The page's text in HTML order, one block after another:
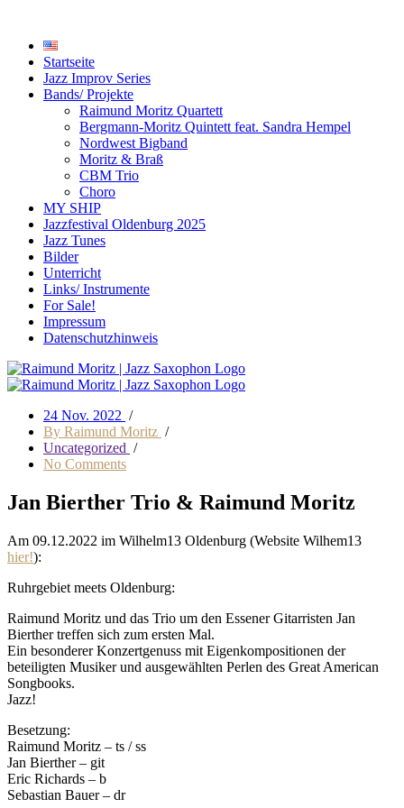
Startseite
Jazz Improv Series
Bands/ Projekte
Raimund Moritz Quartett
Bergmann-Moritz Quintett feat. Sandra Hempel
Nordwest Bigband
Moritz & Braß
CBM Trio
Choro
MY SHIP
Jazzfestival Oldenburg 2025
Jazz Tunes
Bilder
Unterricht
Links/ Instrumente
For Sale!
Impressum
Datenschutzhinweis
24 Nov. 2022 /
By Raimund Moritz /
Uncategorized /
No Comments
Jan Bierther Trio & Raimund Moritz
Am 09.12.2022 im Wilhelm13 Oldenburg (Website Wilhem13
hier!):
Ruhrgebiet meets Oldenburg:
Raimund Moritz und das Trio um den Essener Gitarristen Jan
Bierther treffen sich zum ersten Mal.
Ein besonderer Konzertgenuss mit Eigenkompositionen der
beteiligten Musiker und ausgewählten Perlen des Great American
Songbooks.
Jazz!
Besetzung:
Raimund Moritz – ts / ss
Jan Bierther – git
Eric Richards – b
Sebastian Bauer – dr